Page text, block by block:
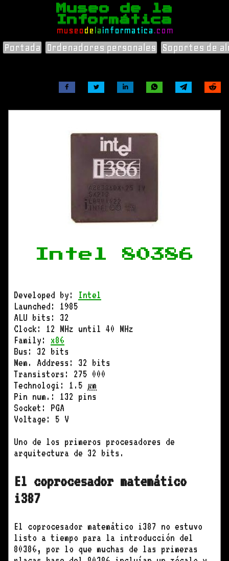
Museo de la
Informática
museo de la informatica .com
Portada Ordenadores personales Soportes de
Intel 80386
Developed by: Intel
Launched: 1985
ALU bits: 32
Clock: 12 MHz until 40 MHz
Family: x86
Bus: 32 bits
Mem. Address: 32 bits
Transistors: 275 000
Technologi: 1.5 µm
Pin num.: 132 pins
Socket: PGA
Voltage: 5 V
Uno de los primeros procesadores de
arquitectura de 32 bits.
El coprocesador matemático
i387
El coprocesador matemático i387 no estuvo
listo a tiempo para la introducción del
80386, por lo que muchas de las primeras